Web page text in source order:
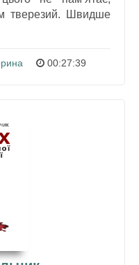
тверезий. Швидше
00:27:39